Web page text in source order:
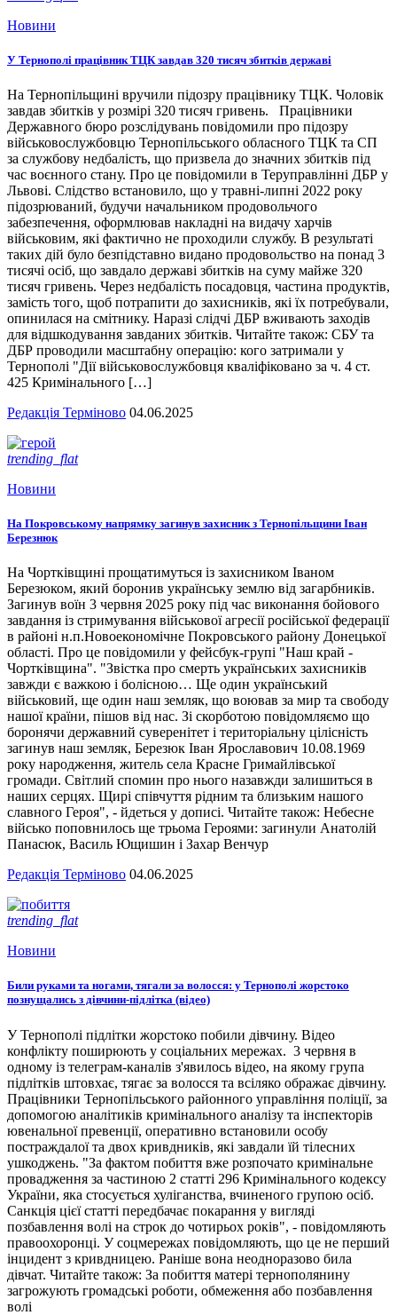
Новини
У Тернополі працівник ТЦК завдав 320 тисяч збитків державі
На Тернопільщині вручили підозру працівнику ТЦК. Чоловік
завдав збитків у розмірі 320 тисяч гривень. Працівники
Державного бюро розслідувань повідомили про підозру
військовослужбовцю Тернопільського обласного ТЦК та СП
за службову недбалість, що призвела до значних збитків під
час воєнного стану. Про це повідомили в Теруправлінні ДБР у
Львові. Слідство встановило, що у травні-липні 2022 року
підозрюваний, будучи начальником продовольчого
забезпечення, оформлював накладні на видачу харчів
військовим, які фактично не проходили службу. В результаті
таких дій було безпідставно видано продовольство на понад 3
тисячі осіб, що завдало державі збитків на суму майже 320
тисяч гривень. Через недбалість посадовця, частина продуктів,
замість того, щоб потрапити до захисників, які їх потребували,
опинилася на смітнику. Наразі слідчі ДБР вживають заходів
для відшкодування завданих збитків. Читайте також: СБУ та
ДБР проводили масштабну операцію: кого затримали у
Тернополі "Дії військовослужбовця кваліфіковано за ч. 4 ст.
425 Кримінального […]
Редакція Терміново 04.06.2025
trending_flat
Новини
На Покровському напрямку загинув захисник з Тернопільщини Іван
Березнюк
На Чортківщині прощатимуться із захисником Іваном
Березюком, який боронив українську землю від загарбників.
Загинув воїн 3 червня 2025 року під час виконання бойового
завдання із стримування військової агресії російської федерації
в районі н.п.Новоекономічне Покровського району Донецької
області. Про це повідомили у фейсбук-групі "Наш край -
Чортківщина". "Звістка про смерть українських захисників
завжди є важкою і болісною… Ще один український
військовий, ще один наш земляк, що воював за мир та свободу
нашої країни, пішов від нас. Зі скорботою повідомляємо що
боронячи державний суверенітет і територіальну цілісність
загинув наш земляк, Березюк Іван Ярославович 10.08.1969
року народження, житель села Красне Гримайлівської
громади. Світлий спомин про нього назавжди залишиться в
наших серцях. Щирі співчуття рідним та близьким нашого
славного Героя", - йдеться у дописі. Читайте також: Небесне
військо поповнилось ще трьома Героями: загинули Анатолій
Панасюк, Василь Ющишин і Захар Венчур
Редакція Терміново 04.06.2025
trending_flat
Новини
Били руками та ногами, тягали за волосся: у Тернополі жорстоко
познущались з дівчини-підлітка (відео)
У Тернополі підлітки жорстоко побили дівчину. Відео
конфлікту поширюють у соціальних мережах. 3 червня в
одному із телеграм-каналів з'явилось відео, на якому група
підлітків штовхає, тягає за волосся та всіляко ображає дівчину.
Працівники Тернопільського районного управління поліції, за
допомогою аналітиків кримінального аналізу та інспекторів
ювенальної превенції, оперативно встановили особу
постраждалої та двох кривдників, які завдали їй тілесних
ушкоджень. "За фактом побиття вже розпочато кримінальне
провадження за частиною 2 статті 296 Кримінального кодексу
України, яка стосується хуліганства, вчиненого групою осіб.
Санкція цієї статті передбачає покарання у вигляді
позбавлення волі на строк до чотирьох років", - повідомляють
правоохоронці. У соцмережах повідомляють, що це не перший
інцидент з кривдницею. Раніше вона неодноразово била
дівчат. Читайте також: За побиття матері тернополянину
загрожують громадські роботи, обмеження або позбавлення
волі